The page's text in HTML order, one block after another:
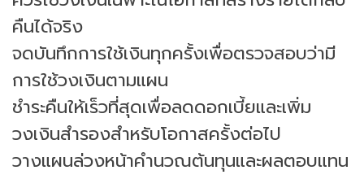
คืนได้จริง
จดบันทึกการใช้เงินทุกครั้งเพื่อตรวจสอบว่ามี
การใช้วงเงินตามแผน
ชำระคืนให้เร็วที่สุดเพื่อลดดอกเบี้ยและเพิ่ม
วงเงินสำรองสำหรับโอกาสครั้งต่อไป
วางแผนล่วงหน้าคำนวณต้นทุนและผลตอบแทน